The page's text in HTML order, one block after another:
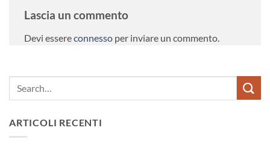
Lascia un commento
Devi essereconnesso per inviare un commento.
ARTICOLI RECENTI